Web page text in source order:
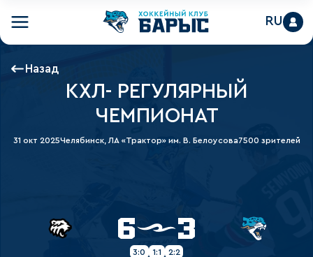
RU
Назад
КХЛ- РЕГУЛЯРНЫЙ
ЧЕМПИОНАТ
31 окт 2025Челябинск, ЛА «Трактор» им. В. Белоусова7500 зрителей
6 3
3:0 1:1 2:2